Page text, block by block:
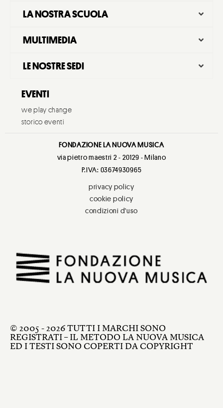
LA NOSTRA SCUOLA
MULTIMEDIA
LE NOSTRE SEDI
EVENTI
we play change
storico eventi
FONDAZIONE LA NUOVA MUSICA
via pietro maestri 2 - 20129 - Milano
P.IVA: 03674930965
privacy policy
cookie policy
condizioni d'uso
© 2005 - 2026 TUTTI I MARCHI SONO
REGISTRATI – IL METODO LA NUOVA MUSICA
ED I TESTI SONO COPERTI DA COPYRIGHT